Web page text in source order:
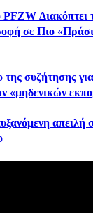
Διακόπτει
σε Πιο
συζήτησης
«μηδενικών
απειλή